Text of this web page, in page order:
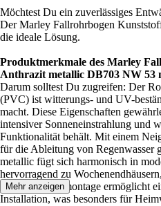
Möchtest Du ein zuverlässiges
Der Marley Fallrohrbogen
die ideale Lösung.
Produktmerkmale des Marley
Anthrazit metallic DB703 NW 53
Darum solltest Du zugreifen: Der
(PVC) ist witterungs- und UV-
macht. Diese Eigenschaften
intensiver Sonneneinstrahlung und
Funktionalität behält. Mit einem
für die Ableitung von Regenwasser
metallic fügt sich harmonisch in
hervorragend zu
einfache Steckmontage ermöglicht
Installation, was besonders für
Mehr anzeigen